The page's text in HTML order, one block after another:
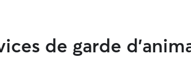
de garde